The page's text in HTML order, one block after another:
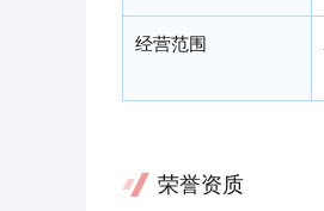
经营范围
荣誉资质